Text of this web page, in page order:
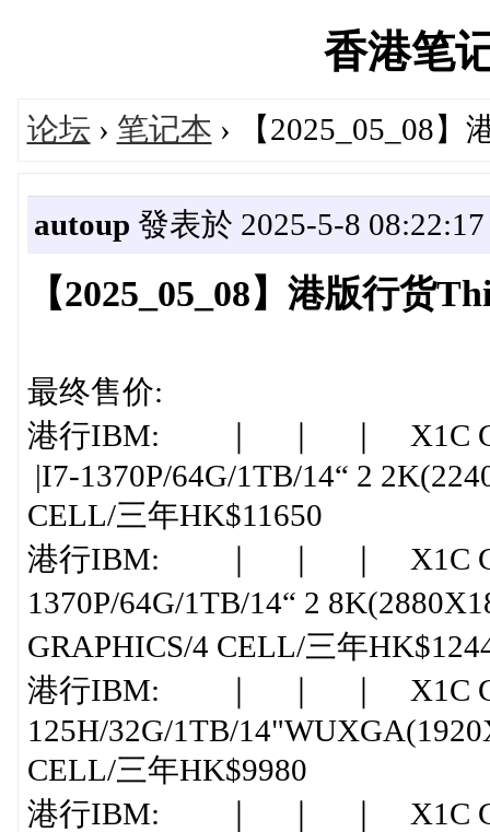
香港笔
论坛 › 笔记本 › 【2025_05_08
autoup 發表於 2025-5-8 08:22:17
【2025_05_08】港版行货
最终售价:
港行IBM: ｜ ｜ ｜ X1C
|I7-1370P/64G/1TB/14“ 2
CELL/三年HK$11650
港行IBM: ｜ ｜ ｜ X1C
1370P/64G/1TB/14“ 2
GRAPHICS/4 CELL/三年
港行IBM: ｜ ｜ ｜ X1C
125H/32G/1TB/
CELL/三年HK$9980
港行IBM: ｜ ｜ ｜ X1C G13